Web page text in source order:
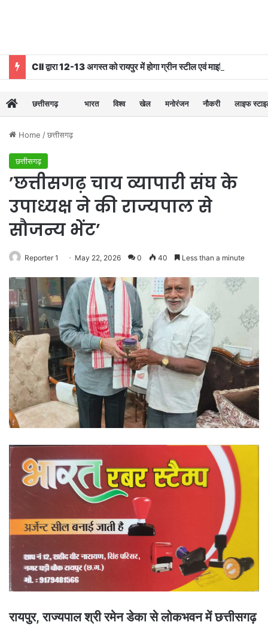
छत्तीसगढ़ भारत विश्व खेल मनोरंजन नौकरी लाइफ
Home /छत्तीसगढ़
छत्तीसगढ़
’छत्तीसगढ़ चाय व्यापारी संघ के
उपाध्यक्ष ने की राज्यपाल से
सौजन्य भेंट’
Reporter 1 May 22, 2026 0 40 Less than a minute
रायपुर, राज्यपाल श्री रमेन डेका से लोकभवन में छत्तीसगढ़